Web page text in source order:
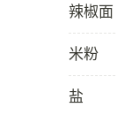
辣椒面
米粉
盐